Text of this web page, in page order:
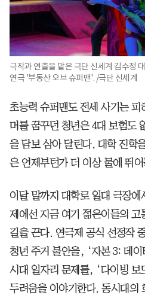
극작과 연출을 맡은 극단 신세계 김수정
연극 '부동산 오브 슈퍼맨'. /극단 신세계
초능력 슈퍼맨도 전세 사기는 피
머를 꿈꾸던 청년은 4대 보험도
을 담보 삼아 달린다. 대학 진학
은 언제부턴가 더 이상 물에 뛰
이달 말까지 대학로 일대 극장
제에선 지금 여기 젊은이들의 고
길을 끈다. 연극제 공식 선정작
청년 주거 불안을, ‘자본 3: 데이
시대 일자리 문제를, ‘다이빙 보
두려움을 이야기한다. 동시대의